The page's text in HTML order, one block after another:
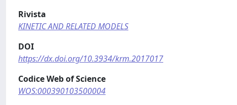
Rivista
KINETIC AND RELATED MODELS
DOI
https://dx.doi.org/10.3934/krm.2017017
Codice Web of Science
WOS:000390103500004